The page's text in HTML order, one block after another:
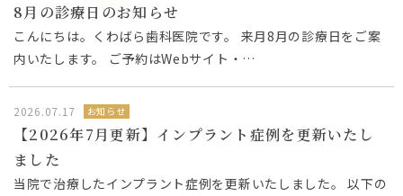
8月の診療日のお知らせ
こんにちは。くわばら歯科医院です。 来月8月の診療日をご案
内いたします。 ご予約はWebサイト・…
2026.07.17 お知らせ
【2026年7月更新】インプラント症例を更新いたし
ました
当院で治療したインプラント症例を更新いたしました。 以下の